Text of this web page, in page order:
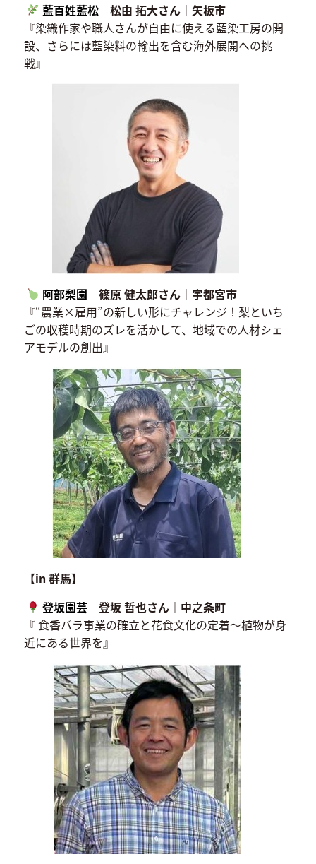
藍百姓藍松松由 拓大さん｜矢板市
『染織作家や職人さんが自由に使える藍染工房の開
設、さらには藍染料の輸出を含む海外展開への挑
戦』
阿部梨園 篠原 健太郎さん｜宇都宮市
『“農業×雇用”の新しい形にチャレンジ！梨といち
ごの収穫時期のズレを活かして、地域での人材シェ
アモデルの創出』
【in 群馬】
登坂園芸登坂 哲也さん｜中之条町
『 食香バラ事業の確立と花食文化の定着〜植物が身
近にある世界を』